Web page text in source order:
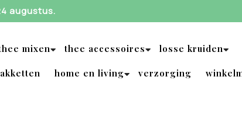
augustus.
mixen thee accessoires losse kruiden
home en living verzorging